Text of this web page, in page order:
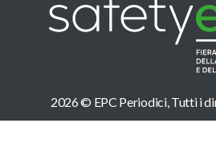
2026 © EPC Periodici, Tutti i